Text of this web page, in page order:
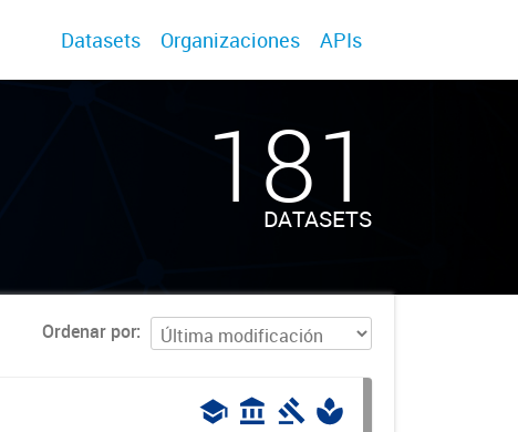
Datasets Organizaciones APIs
181
DATASETS
Ordenar por